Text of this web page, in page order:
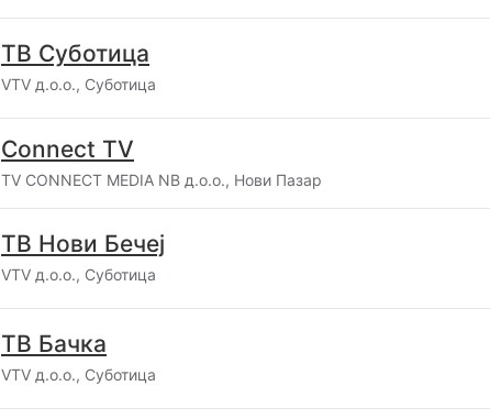
ТВ Суботица
VTV д.о.о., Суботица
Connect TV
TV CONNECT MEDIA NB д.о.о., Нови Пазар
ТВ Нови Бечеј
VTV д.о.о., Суботица
ТВ Бачка
VTV д.о.о., Суботица